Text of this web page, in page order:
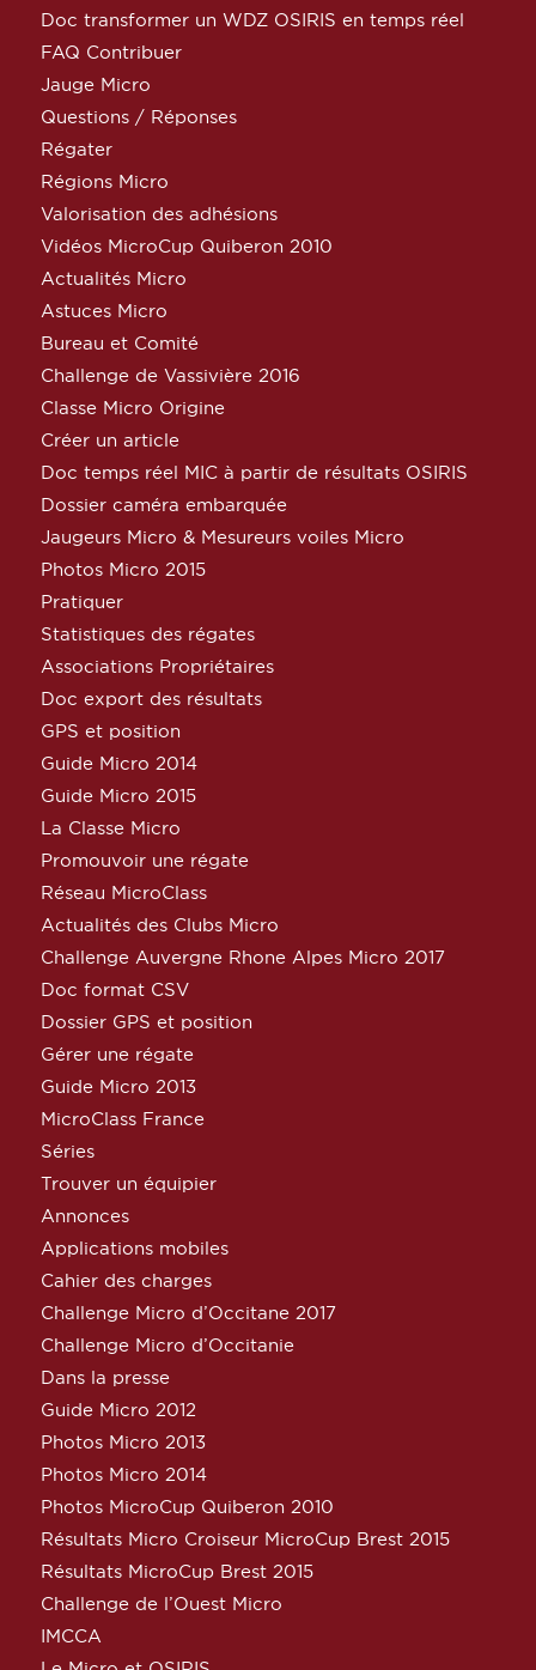
Doc transformer un WDZ OSIRIS en temps réel
FAQ Contribuer
Jauge Micro
Questions / Réponses
Régater
Régions Micro
Valorisation des adhésions
Vidéos MicroCup Quiberon 2010
Actualités Micro
Astuces Micro
Bureau et Comité
Challenge de Vassivière 2016
Classe Micro Origine
Créer un article
Doc temps réel MIC à partir de résultats OSIRIS
Dossier caméra embarquée
Jaugeurs Micro & Mesureurs voiles Micro
Photos Micro 2015
Pratiquer
Statistiques des régates
Associations Propriétaires
Doc export des résultats
GPS et position
Guide Micro 2014
Guide Micro 2015
La Classe Micro
Promouvoir une régate
Réseau MicroClass
Actualités des Clubs Micro
Challenge Auvergne Rhone Alpes Micro 2017
Doc format CSV
Dossier GPS et position
Gérer une régate
Guide Micro 2013
MicroClass France
Séries
Trouver un équipier
Annonces
Applications mobiles
Cahier des charges
Challenge Micro d’Occitane 2017
Challenge Micro d’Occitanie
Dans la presse
Guide Micro 2012
Photos Micro 2013
Photos Micro 2014
Photos MicroCup Quiberon 2010
Résultats Micro Croiseur MicroCup Brest 2015
Résultats MicroCup Brest 2015
Challenge de l’Ouest Micro
IMCCA